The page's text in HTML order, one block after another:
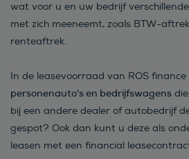
wat voor u en uw bedrijf
met zich meeneemt, zoals BTW-
renteaftrek.
In de leasevoorraad van ROS
personenauto's en bedrijfswagens
bij een andere dealer of autobedrijf
gespot? Ook dan kunt u deze als
leasen met een financial